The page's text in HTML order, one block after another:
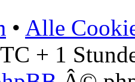
• Alle
+ 1